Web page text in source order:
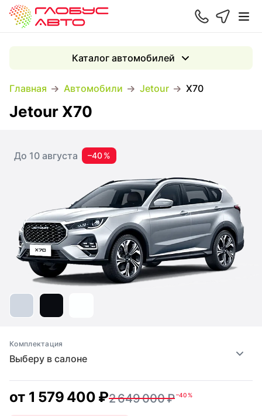
Главная Автомобили Jetour X70
Каталог автомобилей
Jetour X70
До 10 августа –40 %
Выберу в салоне
Комплектация
от 1 579 400 ₽2 649 000 ₽–40 %